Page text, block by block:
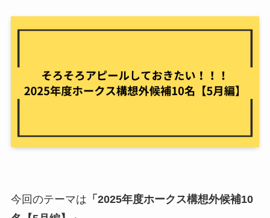
今回のテーマは 「2025年度ホークス構想外候補10